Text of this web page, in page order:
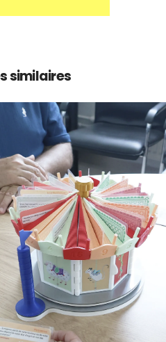
similaires
Rôle @Centre
Prévention en
de Bicêtre
Fablab hospitalier